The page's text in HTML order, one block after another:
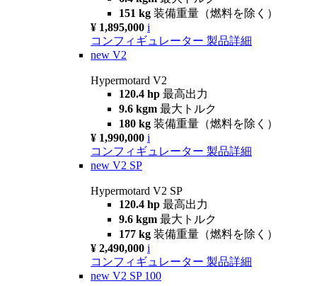
151 kg 装備重量（燃料を除く）
¥ 1,895,000 i
コンフィギュレーター 製品詳細
new V2
Hypermotard V2
120.4 hp 最高出力
9.6 kgm 最大トルク
180 kg 装備重量（燃料を除く）
¥ 1,990,000 i
コンフィギュレーター 製品詳細
new V2 SP
Hypermotard V2 SP
120.4 hp 最高出力
9.6 kgm 最大トルク
177 kg 装備重量（燃料を除く）
¥ 2,490,000 i
コンフィギュレーター 製品詳細
new V2 SP 100